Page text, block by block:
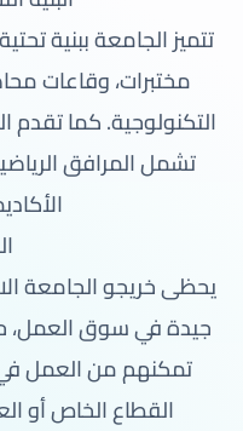
تتميز الجامعة ببنية
مختبرات، وقاعات
التكنولوجية. كما
تشمل المرافق
يحظى خريجو الجامعة
جيدة في سوق العمل،
تمكنهم من العمل
القطاع الخاص أو